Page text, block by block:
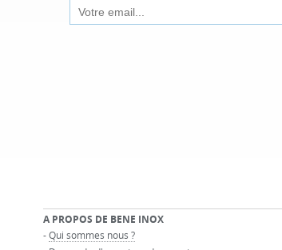
A PROPOS DE BENE INOX
-Qui sommes nous ?